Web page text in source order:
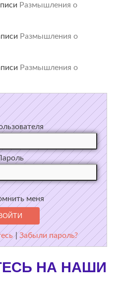
Размышления о
Размышления о
Размышления о
меня
|Забыли пароль?
НА НАШИ